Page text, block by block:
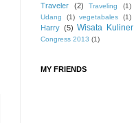
Traveler
(2) Traveling (1)
Udang
(1) vegetabales (1)
Harry (5) Wisata Kuliner
Congress 2013 (1)
MY FRIENDS